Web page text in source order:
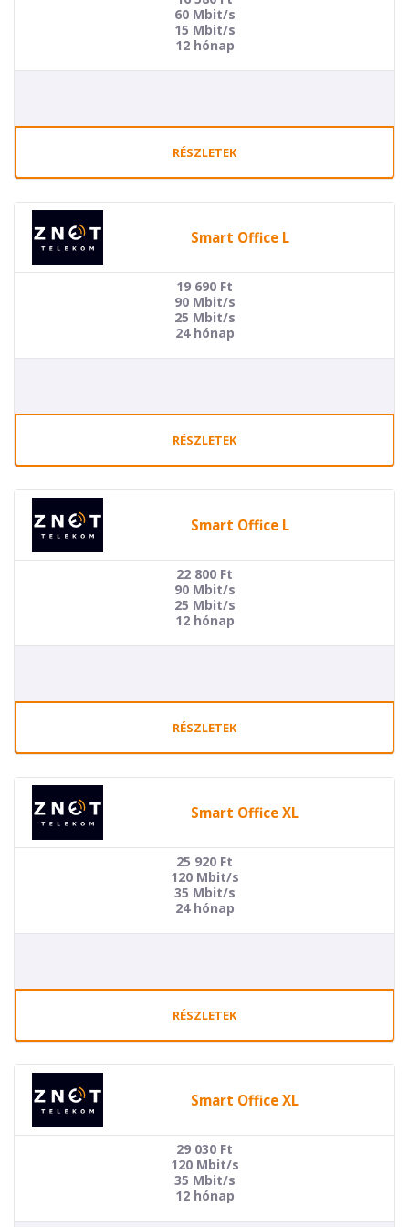
60 Mbit/s
15 Mbit/s
12 hónap
RÉSZLETEK
Smart Office L
19 690 Ft
90 Mbit/s
25 Mbit/s
24 hónap
RÉSZLETEK
Smart Office L
22 800 Ft
90 Mbit/s
25 Mbit/s
12 hónap
RÉSZLETEK
Smart Office XL
25 920 Ft
120 Mbit/s
35 Mbit/s
24 hónap
RÉSZLETEK
Smart Office XL
29 030 Ft
120 Mbit/s
35 Mbit/s
12 hónap